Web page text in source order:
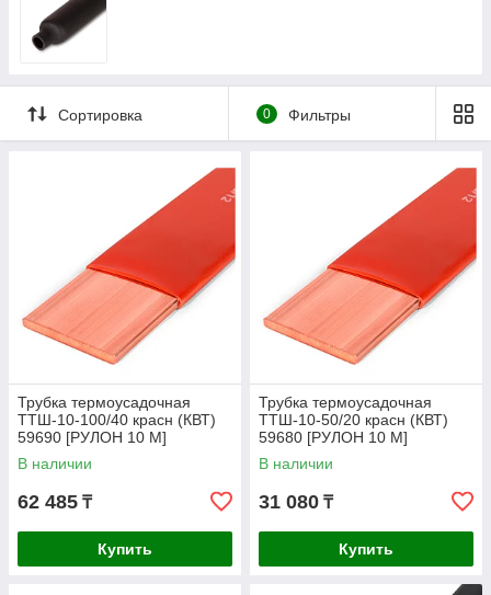
Сортировка 0 Фильтры
Трубка термоусадочная
ТТШ-10-100/40 красн (КВТ)
59690 [РУЛОН 10 М]
В наличии
62 485 ₸
Купить
Трубка термоусадочная
ТТШ-10-50/20 красн (КВТ)
59680 [РУЛОН 10 М]
В наличии
31 080 ₸
Купить